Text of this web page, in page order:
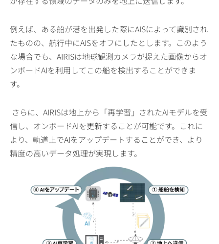
例えば、ある船が港を出発した際にAISによって識別され
たものの、航行中にAISをオフにしたとします。このよう
な場合でも、AIRISは地球観測カメラが捉えた画像からオ
ンボードAIを利用してこの船を検出することができま
す。
さらに、AIRISは地上から「再学習」されたAIモデルを受
信し、オンボードAIを更新することが可能です。これに
より、軌道上でAIをアップデートすることができ、より
精度の高いデータ処理が実現します。